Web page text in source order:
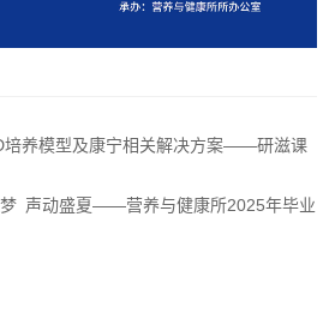
培养模型及康宁相关解决方案——研滋课
声动盛夏——营养与健康所2025年毕业